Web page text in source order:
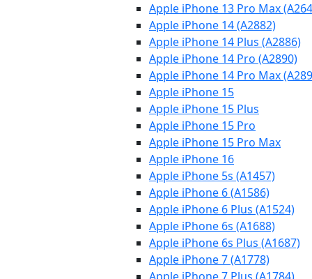
Apple iPhone 13 Pro Max
Apple iPhone 14 (A2882)
Apple iPhone 14 Plus (A2886)
Apple iPhone 14 Pro (A2890)
Apple iPhone 14 Pro Max
Apple iPhone 15
Apple iPhone 15 Plus
Apple iPhone 15 Pro
Apple iPhone 15 Pro Max
Apple iPhone 16
Apple iPhone 5s (A1457)
Apple iPhone 6 (A1586)
Apple iPhone 6 Plus (A1524)
Apple iPhone 6s (A1688)
Apple iPhone 6s Plus (A1687)
Apple iPhone 7 (A1778)